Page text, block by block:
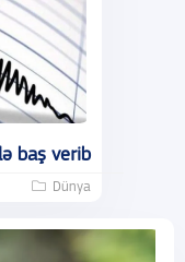
baş verib
Dünya